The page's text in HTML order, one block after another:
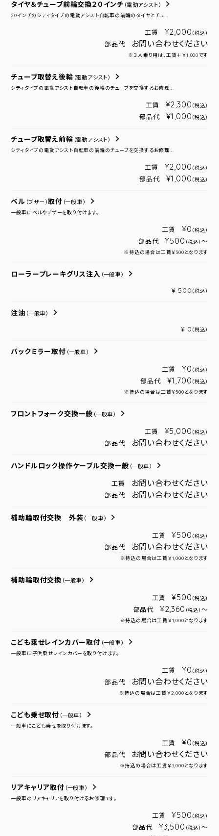
タイヤ＆チューブ前輪交換２０インチ （電動アシスト）
20インチのシティタイプの電動アシスト自転車の前輪のタイヤとチュ...
工賃 ¥2,000 （税込）
部品代 お問い合わせください
※３人乗り用は、工賃＋￥1,000です
チューブ取替え後輪 （電動アシスト）
シティタイプの電動アシスト自転車の後輪のチューブを交換するお修理...
工賃 ¥2,300 （税込）
部品代 ¥1,000 （税込）
チューブ取替え前輪 （電動アシスト）
シティタイプの電動アシスト自転車の前輪のチューブを交換するお修理...
工賃 ¥2,000 （税込）
部品代 ¥1,000 （税込）
ベル （ブザー）取付 （一般車）
一般車にベルやブザーを取り付けます。
工賃 ¥0 （税込）
部品代 ¥500 （税込） ～
※持込の場合は工賃￥300となります
ローラーブレーキグリス注入 （一般車）
¥ 500 （税込）
注油 （一般車）
¥ 0 （税込）
バックミラー取付 （一般車）
工賃 ¥0 （税込）
部品代 ¥1,700 （税込）
※持込の場合は工賃￥500となります
フロントフォーク交換一般 （一般車）
工賃 ¥5,000 （税込）
部品代 お問い合わせください
ハンドルロック操作ケーブル交換一般 （一般車）
工賃 お問い合わせください
部品代 お問い合わせください
補助輪取付交換 外装 （一般車）
工賃 ¥500 （税込）
部品代 お問い合わせください
※持込の場合は工賃￥1,000となります
補助輪取付交換 （一般車）
工賃 ¥500 （税込）
部品代 ¥2,360 （税込） ～
※持込の場合は工賃￥1,000となります
こども乗せレインカバー取付 （一般車）
一般車に子供乗せレインカバーを取り付けます。
工賃 ¥0 （税込）
部品代 お問い合わせください
※持込の場合は工賃￥2,000となります
こども乗せ取付 （一般車）
一般車にこども乗せを取り付けます。
工賃 ¥0 （税込）
部品代 お問い合わせください
※持込の場合は工賃￥3,000となります
リアキャリア取付 （一般車）
一般車のリアキャリアを取り付けるお修理です。
工賃 ¥500 （税込）
部品代 ¥3,500 （税込） ～